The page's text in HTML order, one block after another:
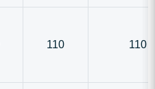
110 110